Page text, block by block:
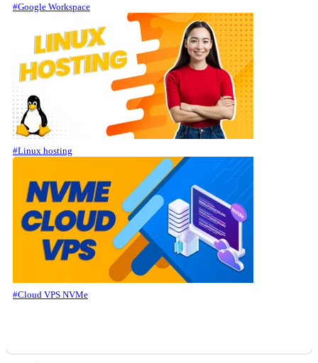
#Google Workspace
#Linux hosting
#Cloud VPS NVMe